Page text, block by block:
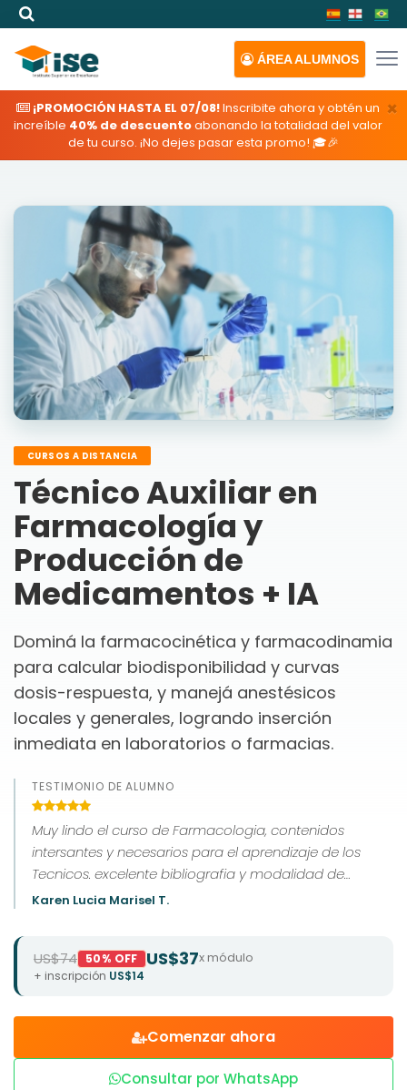
ÁREAALUMNOS
×
¡PROMOCIÓN HASTA EL 07/08!Inscribite ahora y obtén un
increíble 40% de descuentoabonando la totalidad del valor
de tu curso. ¡No dejes pasar esta promo! 🎓🎉
CURSOS A DISTANCIA
Técnico Auxiliar en
Farmacología y
Producción de
Medicamentos + IA
Dominá la farmacocinética y farmacodinamia
para calcular biodisponibilidad y curvas
dosis-respuesta, y manejá anestésicos
locales y generales, logrando inserción
inmediata en laboratorios o farmacias.
TESTIMONIO DE ALUMNO
Muy lindo el curso de Farmacologia, contenidos
intersantes y necesarios para el aprendizaje de los
Tecnicos. excelente bibliografia y modalidad de
examenes.
Karen Lucia Marisel T.
US$74 50% OFF US$37x módulo
+ inscripción US$14
Comenzar ahora
Consultar por WhatsApp